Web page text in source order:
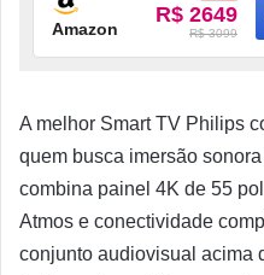
Amazon
R$ 2649
R$ 3099
A melhor Smart TV Philips
quem busca imersão
combina painel 4K de 55
Atmos e conectividade
conjunto audiovisual acima